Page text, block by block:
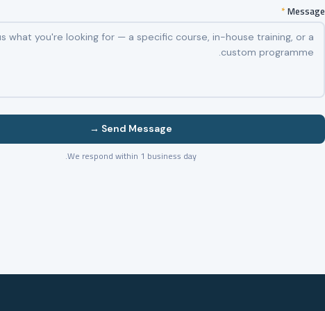
Message
*
Send Message →
We respond within 1 business day.